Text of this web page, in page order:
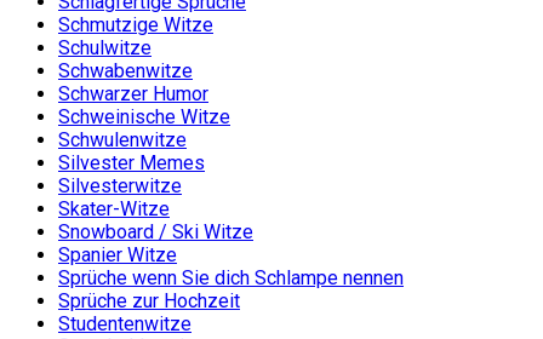
Schmutzige Witze
Schulwitze
Schwabenwitze
Schwarzer Humor
Schweinische Witze
Schwulenwitze
Silvester Memes
Silvesterwitze
Skater-Witze
Snowboard / Ski Witze
Spanier Witze
Sprüche wenn Sie dich Schlampe nennen
Sprüche zur Hochzeit
Studentenwitze